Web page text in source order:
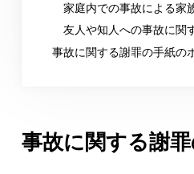
家庭内での事故による家
友人や知人への事故に関
事故に関する謝罪の手紙の
事故に関する謝